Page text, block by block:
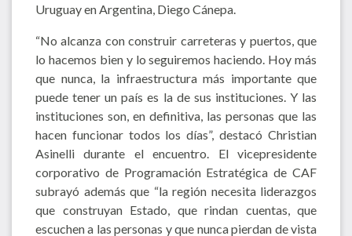
Uruguay en Argentina, Diego Cánepa.
“No alcanza con construir carreteras y puertos, que
lo hacemos bien y lo seguiremos haciendo. Hoy más
que nunca, la infraestructura más importante que
puede tener un país es la de sus instituciones. Y las
instituciones son, en definitiva, las personas que las
hacen funcionar todos los días”, destacó Christian
Asinelli durante el encuentro. El vicepresidente
corporativo de Programación Estratégica de CAF
subrayó además que “la región necesita liderazgos
que construyan Estado, que rindan cuentas, que
escuchen a las personas y que nunca pierdan de vista